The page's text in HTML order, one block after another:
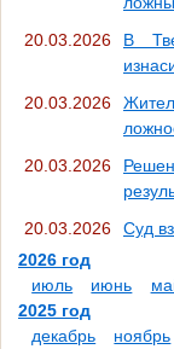
20.03.2026
В
20.03.2026
20.03.2026
20.03.2026
Суд
2026 год
июль
июнь
2025 год
декабрь
ноябрь